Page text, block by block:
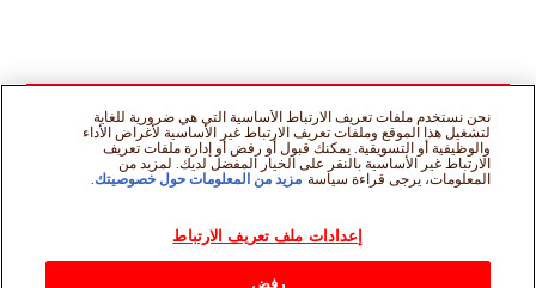
نحن نستخدم ملفات تعريف الارتباط الأساسية التي هي ضرورية للغاية
لتشغيل هذا الموقع وملفات تعريف الارتباط غير الأساسية لأغراض الأداء
والوظيفية أو التسويقية. يمكنك قبول أو رفض أو إدارة ملفات تعريف
الارتباط غير الأساسية بالنقر على الخيار المفضل لديك. لمزيد من
المعلومات، يرجى قراءة سياسة مزيد من المعلومات حول خصوصيتك
إعدادات ملف تعريف الارتباط